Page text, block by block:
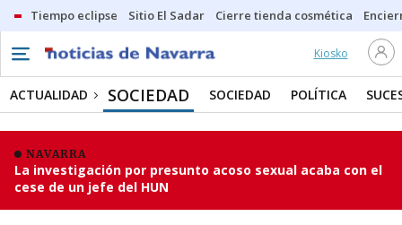
Tiempo eclipse Sitio El Sadar Cierre tienda cosmética
Kiosko
ACTUALIDAD SOCIEDAD SOCIEDAD POLÍTICA
NAVARRA
La investigación por presunto acoso sexual acaba con el
cese de un jefe del HUN